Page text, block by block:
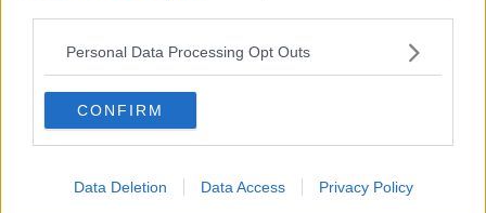
Personal Data Processing Opt Outs
CONFIRM
Data Deletion Data Access Privacy Policy
Il padre della storia
Pensieri brevi
L'evoluzione della specie
Il servizio
Generazioni